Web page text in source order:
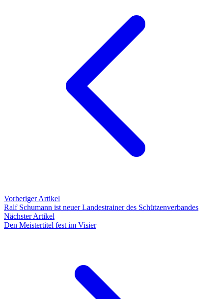
Vorheriger Artikel
Ralf Schumann ist neuer Landestrainer des Schützenverbandes
Nächster Artikel
Den Meistertitel fest im Visier